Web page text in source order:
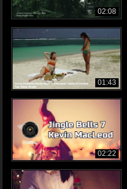
02:08
01:43
02:22